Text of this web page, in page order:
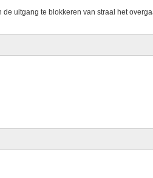
uitgang te blokkeren van straal het